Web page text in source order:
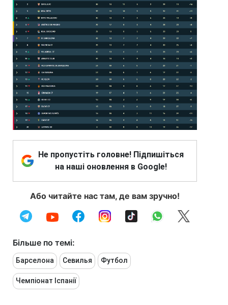
Не пропустіть головне! Підпишіться
на наші оновлення в Google!
Або читайте нас там, де вам зручно!
Більше по темі:
Барселона Севилья Футбол
Чемпіонат Іспанії